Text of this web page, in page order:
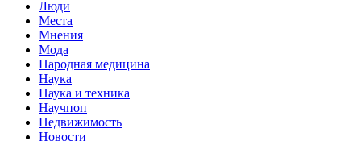
Люди
Места
Мнения
Мода
Народная медицина
Наука
Наука и техника
Научпоп
Недвижимость
Новости